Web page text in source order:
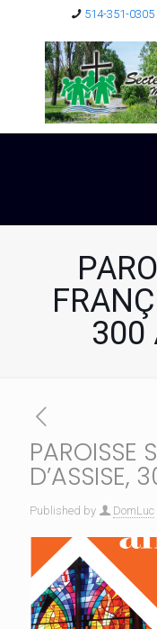
514-351-0305
300
PAROISSE
D’ASSISE,
Published by DomLuc